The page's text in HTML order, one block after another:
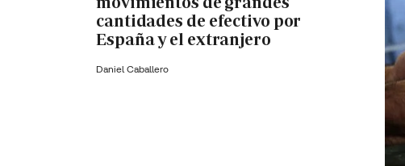
cantidades de efectivo por
España y el extranjero
Daniel Caballero